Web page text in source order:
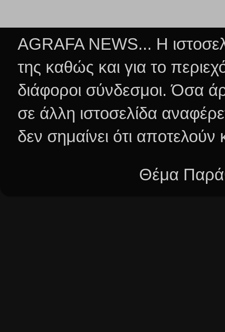
AGRAFA NEWS... Η
της καθώς και για το
διάφοροι σύνδεσμοι.Όσα
σε άλλη ιστοσελίδα
δεν σημαίνει ότι
Θέμα